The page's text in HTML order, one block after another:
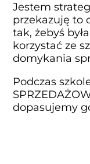
Jestem
przekazuję to
tak, żebyś
korzystać ze
domykania
Podczas
dopasujemy